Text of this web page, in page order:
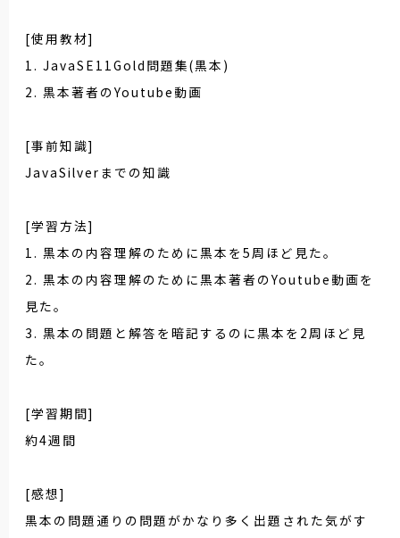
[使用教材]
1. JavaSE11Gold問題集(黒本)
2. 黒本著者のYoutube動画
[事前知識]
JavaSilverまでの知識
[学習方法]
1. 黒本の内容理解のために黒本を5周ほど見た。
2. 黒本の内容理解のために黒本著者のYoutube動画を
見た。
3. 黒本の問題と解答を暗記するのに黒本を2周ほど見
た。
[学習期間]
約4週間
[感想]
黒本の問題通りの問題がかなり多く出題された気がす